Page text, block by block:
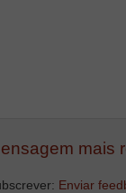
mais
Enviar